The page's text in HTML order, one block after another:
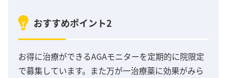
おすすめポイント2
お得に治療ができるAGAモニターを定期的に院限定
で募集しています。また万が一治療薬に効果がみら